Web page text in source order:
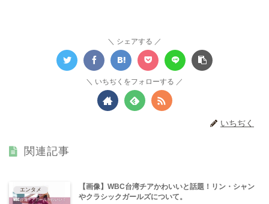
シェアする
いちぢくをフォローする
いちぢく
関連記事
エンタメ
【画像】WBC台湾チアかわいいと話題！リン・シャン
やクラシックガールズについて。